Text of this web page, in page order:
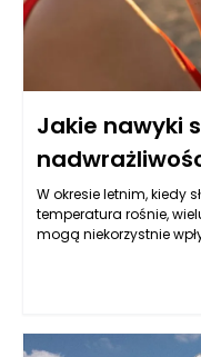
Jakie nawyki
W okresie letnim, kiedy
temperatura rośnie,
mogą niekorzystnie
osób, a czynniki
podrażnienia zębów